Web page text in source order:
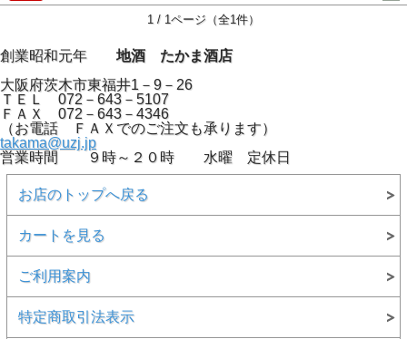
1 / 1ページ（全1件）
創業昭和元年 地酒 たかま酒店
大阪府茨木市東福井1－9－26
ＴＥＬ 072－643－5107
ＦＡＸ 072－643－4346
（お電話 ＦＡＸでのご注文も承ります）
takama@uzj.jp
営業時間 ９時～２０時 水曜 定休日
お店のトップへ戻る
カートを見る
ご利用案内
特定商取引法表示